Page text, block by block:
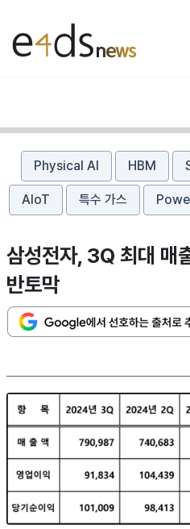
Physical AI HBM
AIoT 특수 가스
삼성전자, 3Q 최대 매
반토막